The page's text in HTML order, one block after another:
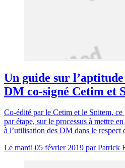
Un guide sur
DM co-signé Cetim et
Co-édité par le Cetim et le Snitem,
par étape, sur le processus à mettre
à l’utilisation des DM dans le
Le mardi 05 février 2019 parPatrick